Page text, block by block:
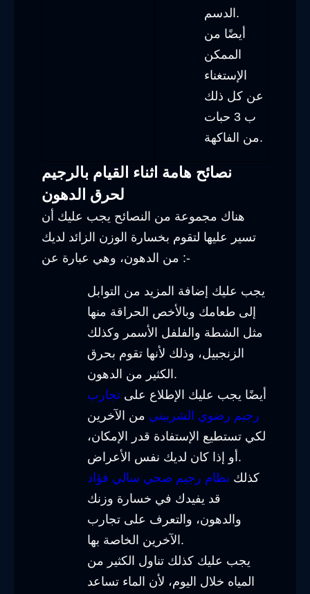
الدسم.
أيضًا من
الممكن
الإستغناء
عن كل ذلك
ب 3 حبات
من الفاكهة.
نصائح هامة اثناء القيام بالرجيم
لحرق الدهون
هناك مجموعة من النصائح يجب عليك أن
تسير عليها لتقوم بخسارة الوزن الزائد لديك
من الدهون، وهي عبارة عن :-
يجب عليك إضافة المزيد من التوابل
إلى طعامك وبالأخص الحراقة منها
مثل الشطة والفلفل الأسمر وكذلك
الزنجبيل، وذلك لأنها تقوم بحرق
الكثير من الدهون.
أيضًا يجب عليك الإطلاع على تجارب
رجيم رضوي الشربيني من الآخرين
لكي تستطيع الإستفادة قدر الإمكان،
أو إذا كان لديك نفس الأعراض.
كذلك نظام رجيم صحي سالي فؤاد
قد يفيدك في خسارة وزنك
والدهون، والتعرف على تجارب
الآخرين الخاصة بها.
يجب عليك كذلك تناول الكثير من
المياه خلال اليوم، لأن الماء تساعد